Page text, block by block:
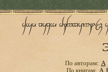
По авторам: А
По книгам: А